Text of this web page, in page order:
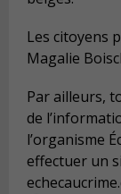
Les citoyens
Magalie
Par ailleurs,
de
l’organisme
effectuer un